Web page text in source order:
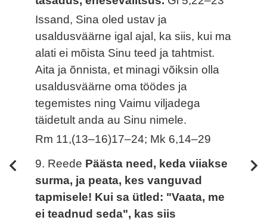
Issand, Sina oled ustav ja
usaldusväärne igal ajal, ka siis, kui ma
alati ei mõista Sinu teed ja tahtmist.
Aita ja õnnista, et minagi võiksin olla
usaldusväärne oma töödes ja
tegemistes ning Vaimu viljadega
täidetult anda au Sinu nimele.
Rm 11,(13–16)17–24; Mk 6,14–29
9. Reede Päästa need, keda viiakse
surma, ja peata, kes vanguvad
tapmisele! Kui sa ütled: "Vaata, me
ei teadnud seda", kas siis